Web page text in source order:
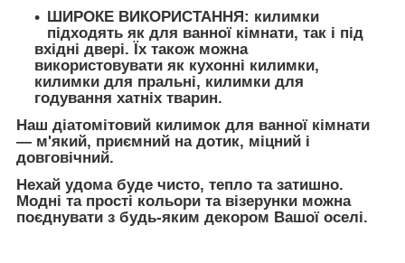
ШИРОКЕ ВИКОРИСТАННЯ: килимки
підходять як для ванної кімнати, так і під
вхідні двері. Їх також можна
використовувати як кухонні килимки,
килимки для пральні, килимки для
годування хатніх тварин.
Наш діатомітовий килимок для ванної кімнати
— м'який, приємний на дотик, міцний і
довговічний.
Нехай удома буде чисто, тепло та затишно.
Модні та прості кольори та візерунки можна
поєднувати з будь-яким декором Вашої оселі.